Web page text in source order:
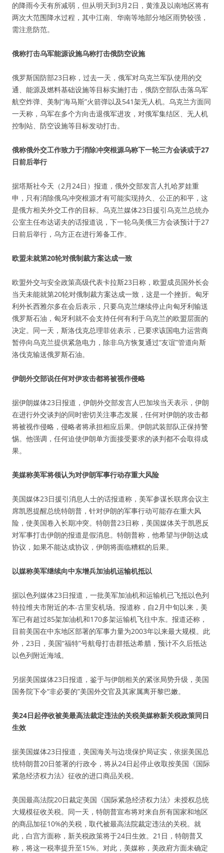
的降雨今天有所减弱，但从明天到3月2日，黄淮及以南地区将有
两次大范围降水过程，其中江南、华南等地部分地区雨势较强，
需注意防范。
俄称打击乌军能源设施乌称打击俄防空设施
俄罗斯国防部23日称，过去一天，俄军对乌克兰军队使用的交
通、能源及燃料基础设施等目标实施打击，俄防空部队击落乌军
航空炸弹、美制“海马斯”火箭弹以及541架无人机。乌克兰方面同
一天称，乌军在多个方向击退俄军进攻，对俄军集结区、无人机
控制站、防空设施等目标发动打击。
俄称俄外交工作致力于消除冲突根源乌称下一轮三方会谈或于27
日前后举行
据塔斯社今天（2月24日）报道，俄外交部发言人扎哈罗娃重
申，只有消除俄乌冲突根源才有可能实现持久、公正的和平，这
是俄方相关外交工作的目标。乌克兰媒体23日援引乌克兰总统办
公室主任布达诺夫的话报道说，下一轮乌美俄三方会谈预计于27
日前后举行，乌方正在进行筹备工作。
欧盟未就第20轮对俄制裁方案达成一致
欧盟外交与安全政策高级代表卡拉斯23日称，欧盟成员国外长会
当天未能就第20轮对俄制裁方案达成一致，这是一个挫折。匈牙
利外长西雅尔多在会后表示，只要乌克兰继续停止向匈牙利输送
俄罗斯石油，匈牙利就不会支持任何有利于乌克兰的欧盟层面的
决定。同一天，斯洛伐克总理菲佐表示，已要求该国电力运营商
暂停向乌克兰提供紧急电力，除非乌方恢复通过“友谊”管道向斯
洛伐克输送俄罗斯石油。
伊朗外交部说任何对伊攻击都将被视作侵略
据伊朗媒体23日报道，伊朗外交部发言人巴加埃当天表示，伊朗
在进行外交谈判的同时密切关注事态发展，任何对伊朗的攻击都
将被视作侵略，侵略者将承担相应后果。伊朗武装部队正保持警
惕。他强调，任何迫使伊朗单方面接受要求的谈判都不会取得成
果。
美媒称美军将领认为对伊朗军事行动存重大风险
美国媒体23日援引消息人士的话报道称，美军参谋长联席会议主
席凯恩提醒总统特朗普，针对伊朗的军事行动可能存在重大风
险，使美国卷入长期冲突。特朗普23日称，美国媒体关于凯恩反
对军事打击伊朗的报道是假消息。特朗普称，他希望与伊朗达成
协议，如果不能达成协议，伊朗将面临糟糕的后果。
以媒称美军继续向中东增兵加油机运输机抵以
据以色列媒体23日报道，一批美军加油机和运输机已飞抵以色列
特拉维夫市附近的本-古里安机场。报道称，自2月中旬以来，美
军已有超过85架加油机和170多架运输机飞往中东。报道还称，
目前美国在中东地区部署的军事力量为2003年以来最大规模。此
外，23日，美国“福特”号航母打击群抵达希腊，预计不久后抵达
以色列附近海域。
另据美国媒体23日报道，鉴于与伊朗相关的紧张局势升级，美国
国务院下令“非必要的”美国外交官及其家属离开黎巴嫩。
美24日起停收被美最高法裁定违法的关税美媒称新关税政策同日
生效
据美国媒体23日报道，美国海关与边境保护局证实，依据美国总
统特朗普20日签署的行政令，将从24日起停止收取按美国《国际
紧急经济权力法》征收的进口商品关税。
美国最高法院20日裁定美国《国际紧急经济权力法》未授权总统
大规模征收关税。同一天，特朗普宣布将对来自所有国家和地区
的商品加征10%的关税，取代被最高法院裁定违法的关税。就
此，白宫方面称，新关税政策将于24日生效。21日，特朗普又
称，将这一税率提升至15%。对此，美媒称，美政府方面未确定